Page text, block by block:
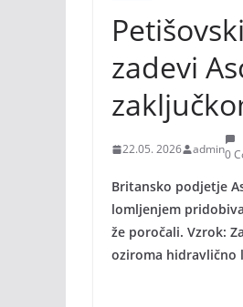
zadevi
22.05. 2026 admin0
Britansko podjetje
lomljenjem
že poročali. Vzrok:
oziroma hidravlično